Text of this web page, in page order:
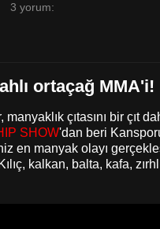
3 yorum:
ortaçağ MMA'i!
manyaklık çıtasını bir çıt
SHOW'dan beri
en manyak olayı
kalkan, balta, kafa,